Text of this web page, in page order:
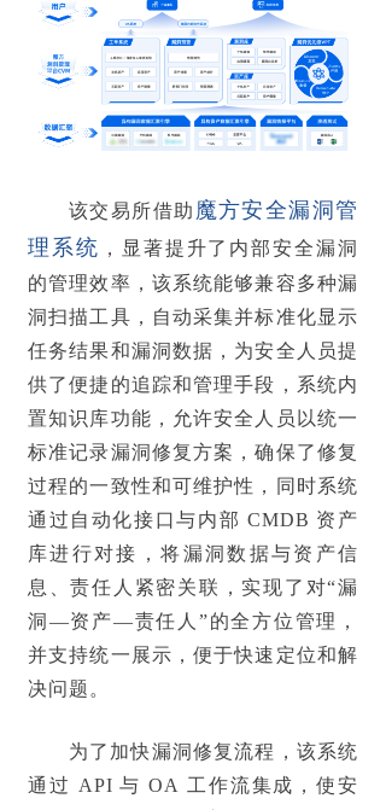
该交易所借助 魔方安全漏洞管
理系统 ，显著提升了 内部安全漏洞
的管理效率 ，该系统能够兼容多种漏
洞扫描工具 ， 自动采集并标准化显示
任务结果和漏洞数据，为安全人员提
供了便捷的追踪和管理手段， 系统内
置知识库功能 ，允许安全人员以统一
标准记录漏洞修复方案，确保了修复
过程的一致性和可维护性 ，同时系统
通过自动化接口与内部 CMDB 资产
库进行对接，将漏洞数据与资产信
息、责任人紧密关联， 实现了对“漏
洞—资产—责任人”的全方位管理 ，
并支持统一展示，便于快速定位和解
决问题 。
为了加快漏洞修复流程，该系统
通过 API 与 OA 工作流集成，使安